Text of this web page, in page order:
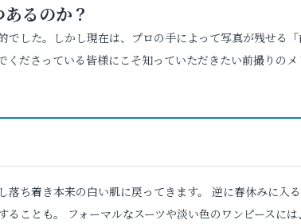
るのか？
した。しかし現在は、プロの手によって写真が残せる「
ださっている皆様にこそ知っていただきたい前撮りのメ
ち着き本来の白い肌に戻ってきます。 逆に春休みに入る
ことも。 フォーマルなスーツや淡い色のワンピースには、